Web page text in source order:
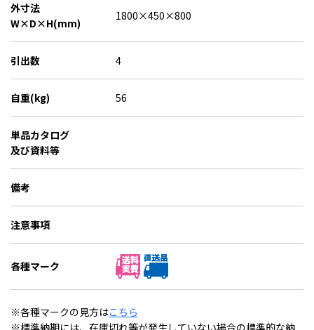
外寸法
W×D×H(mm)
1800×450×800
引出数 4
自重(kg) 56
単品カタログ
及び資料等
備考
注意事項
各種マーク
※各種マークの見方はこちら
※標準納期には、在庫切れ等が発生していない場合の標準的な納